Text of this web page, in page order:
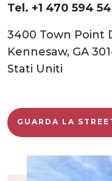
Tel. +1 470 594
3400 Town Point
Kennesaw, GA
Stati Uniti
GUARDA LA